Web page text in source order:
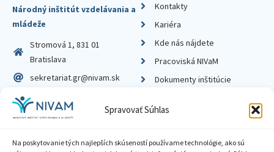
Spravovať Súhlas
Na poskytovanie tých najlepších skúseností používame technológie, ako sú
Národný inštitút vzdelávania a
mládeže
Stromová 1, 831 01
Bratislava
sekretariat.gr@nivam.sk
IČO: 00164348
DIČ: 2020798714
Kontakty
Kariéra
Kde nás nájdete
Pracoviská NIVaM
Dokumenty inštitúcie